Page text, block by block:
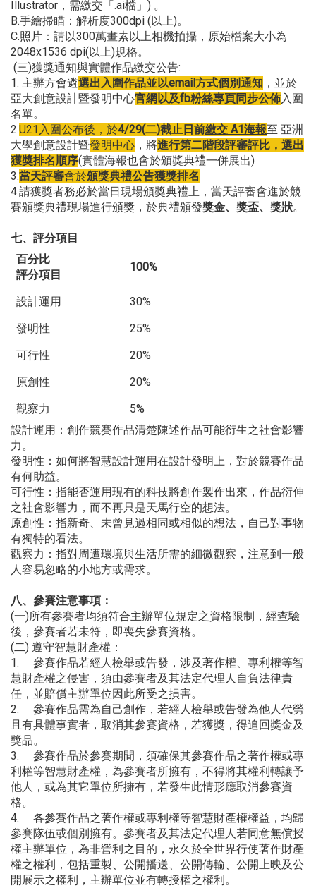
Illustrator，需繳交「.ai檔」) 。
B.手繪掃瞄：解析度300dpi (以上)。
C.照片：請以300萬畫素以上相機拍攝，原始檔案大小為
2048x1536 dpi(以上)規格。
(三)獲獎通知與實體作品繳交公告:
1. 主辦方會遴選出入圍作品並以email 方式個別通知 ，並於
亞大創意設計暨發明中心官網以及fb粉絲專頁同步公佈入圍
名單。
2.U21入圍公布後，於4/29(二)截止日前繳交 A1 海報至 亞洲
大學創意設計暨發明中心 ，將進行第二階段評審評比，選出
獲獎排名順序(實體海報也會於頒獎典禮一併展出)
3.當天評審會於頒獎典禮公告獲獎排名
4.請獲獎者務必於當日現場頒獎典禮上，當天評審會進於競
賽頒獎典禮現場進行頒獎，於典禮頒發獎金、獎盃、獎狀。
七、評分項目
百分比
評分項目
100%
設計運用
30%
發明性
25%
可行性
20%
原創性
20%
觀察力
5%
設計運用：創作競賽作品清楚陳述作品可能衍生之社會影響
力。
發明性：如何將智慧設計運用在設計發明上，對於競賽作品
有何助益。
可行性：指能否運用現有的科技將創作製作出來，作品衍伸
之社會影響力，而不再只是天馬行空的想法。
原創性：指新奇、未曾見過相同或相似的想法，自己對事物
有獨特的看法。
觀察力：指對周遭環境與生活所需的細微觀察，注意到一般
人容易忽略的小地方或需求。
八、參賽注意事項：
(一)所有參賽者均須符合主辦單位規定之資格限制，經查驗
後，參賽者若未符，即喪失參賽資格。
(二) 遵守智慧財產權：
1. 參賽作品若經人檢舉或告發，涉及著作權、專利權等智
慧財產權之侵害，須由參賽者及其法定代理人自負法律責
任，並賠償主辦單位因此所受之損害。
2. 參賽作品需為自己創作，若經人檢舉或告發為他人代勞
且有具體事實者，取消其參賽資格，若獲獎，得追回獎金及
獎品。
3. 參賽作品於參賽期間，須確保其參賽作品之著作權或專
利權等智慧財產權，為參賽者所擁有，不得將其權利轉讓予
他人，或為其它單位所擁有，若發生此情形應取消參賽資
格。
4. 各參賽作品之著作權或專利權等智慧財產權權益，均歸
參賽隊伍或個別擁有。參賽者及其法定代理人若同意無償授
權主辦單位，為非營利之目的，永久於全世界行使著作財產
權之權利，包括重製、公開播送、公開傳輸、公開上映及公
開展示之權利，主辦單位並有轉授權之權利。